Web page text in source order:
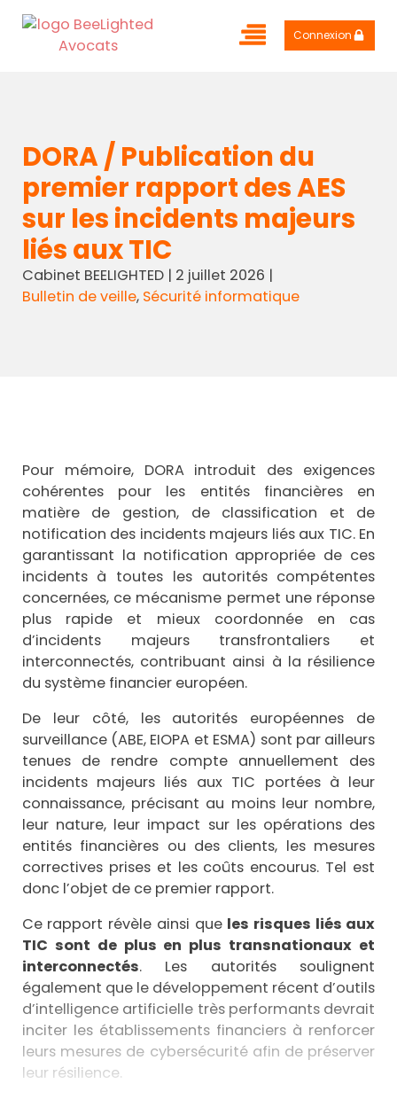
Connexion
DORA / Publication du
premier rapport des AES
sur les incidents majeurs
liés aux TIC
Cabinet BEELIGHTED| 2 juillet 2026 |
Bulletin de veille, Sécurité informatique
Pour mémoire, DORA introduit des exigences
cohérentes pour les entités financières en
matière de gestion, de classification et de
notification des incidents majeurs liés aux TIC. En
garantissant la notification appropriée de ces
incidents à toutes les autorités compétentes
concernées, ce mécanisme permet une réponse
plus rapide et mieux coordonnée en cas
d’incidents majeurs transfrontaliers et
interconnectés, contribuant ainsi à la résilience
du système financier européen.
De leur côté, les autorités européennes de
surveillance (ABE, EIOPA et ESMA) sont par ailleurs
tenues de rendre compte annuellement des
incidents majeurs liés aux TIC portées à leur
connaissance, précisant au moins leur nombre,
leur nature, leur impact sur les opérations des
entités financières ou des clients, les mesures
correctives prises et les coûts encourus. Tel est
donc l’objet de ce premier rapport.
Ce rapport révèle ainsi que les risques liés aux
TIC sont de plus en plus transnationaux et
interconnectés. Les autorités soulignent
également que le développement récent d’outils
d’intelligence artificielle très performants devrait
inciter les établissements financiers à renforcer
leurs mesures de cybersécurité afin de préserver
leur résilience.